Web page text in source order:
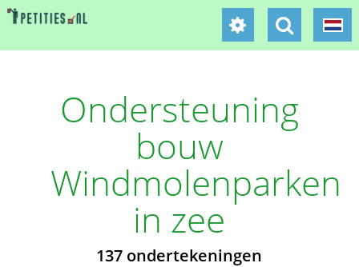
Ondersteuning
bouw
Windmolenparken
in zee
137 ondertekeningen